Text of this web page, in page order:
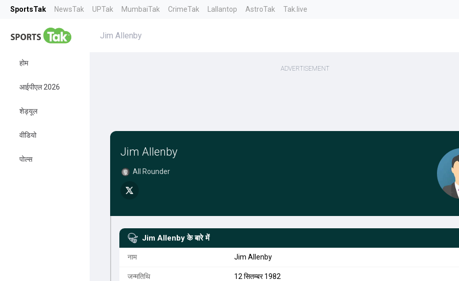
SportsTak NewsTak UPTak MumbaiTak CrimeTak Lallantop AstroTak Tak.live
होम
आईपीएल 2026
शेड्यूल
वीडियो
पोल्स
Jim Allenby
Jim Allenby
All Rounder
Jim Allenby के बारे में
नाम Jim Allenby
जन्मतिथि 12 सितम्बर 1982